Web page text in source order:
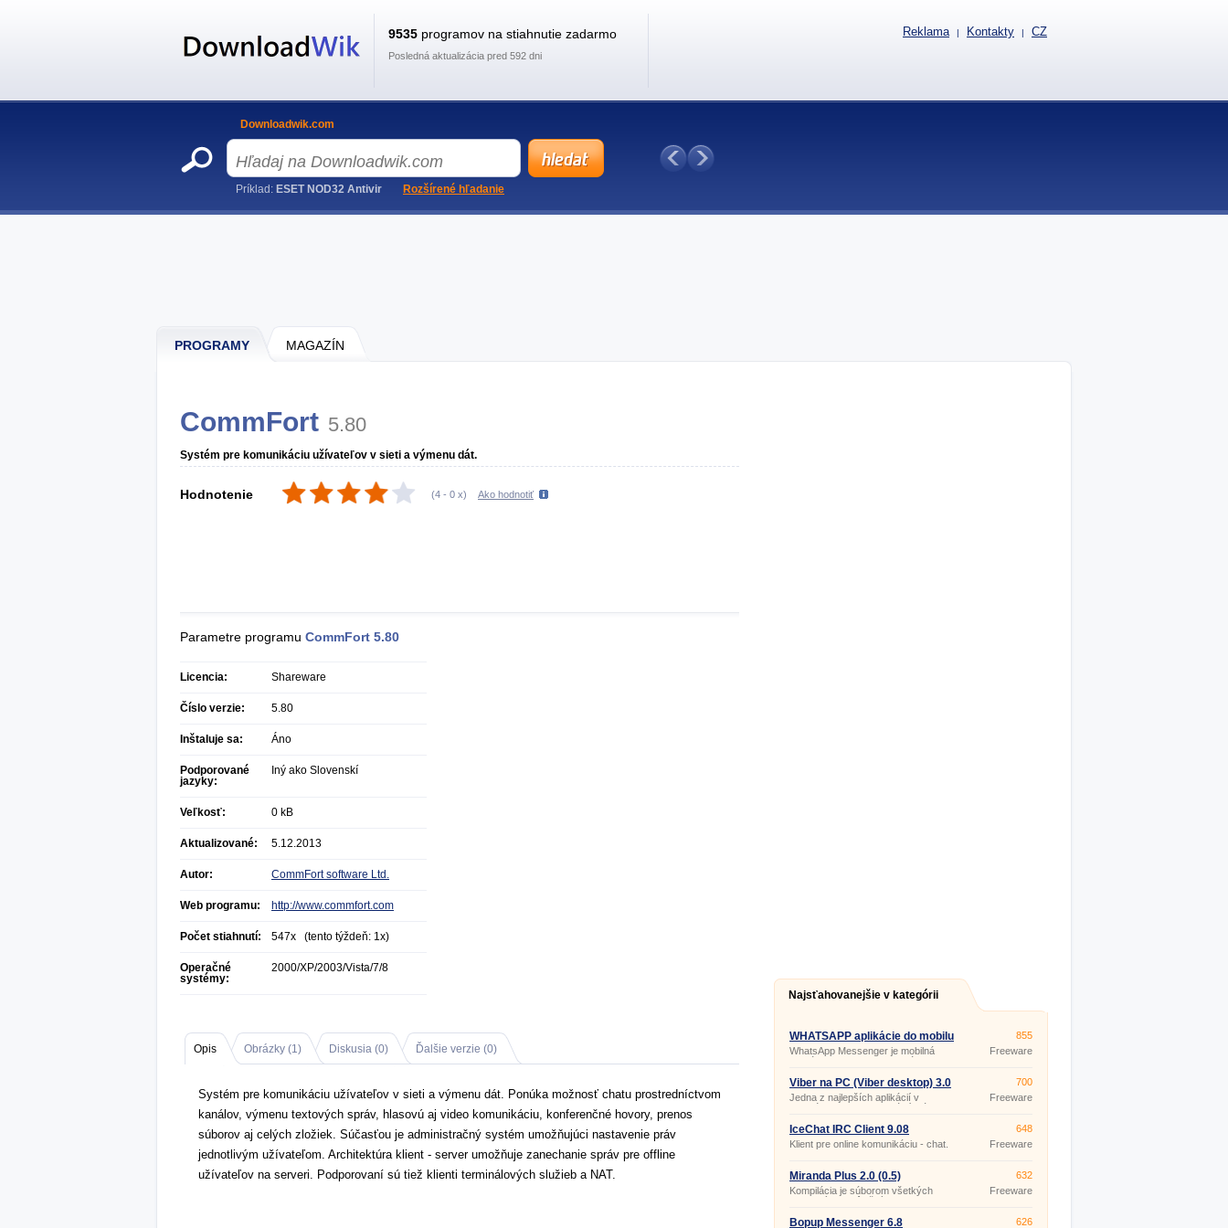
PROGRAMY MAGAZÍN
CommFort 5.80
Systém pre komunikáciu užívateľov v sieti a výmenu dát.
Hodnotenie (4 - 0 x) Ako hodnotiť
Parametre programu CommFort 5.80
Licencia: Shareware
Číslo verzie: 5.80
Inštaluje sa: Áno
Podporované
jazyky:
Iný ako Slovenskí
Veľkosť: 0 kB
Aktualizované: 5.12.2013
Autor: CommFort software Ltd.
Web programu: http://www.commfort.com
Počet stiahnutí: 547x (tento týždeň: 1x)
Operačné
systémy:
2000/XP/2003/Vista/7/8
Opis Obrázky (1) Diskusia (0) Ďalšie verzie (0)
Systém pre komunikáciu užívateľov v sieti a výmenu dát. Ponúka možnosť chatu prostredníctvom
kanálov, výmenu textových správ, hlasovú aj video komunikáciu, konferenčné hovory, prenos
súborov aj celých zložiek. Súčasťou je administračný systém umožňujúci nastavenie práv
jednotlivým užívateľom. Architektúra klient - server umožňuje zanechanie správ pre offline
užívateľov na serveri. Podporovaní sú tiež klienti terminálových služieb a NAT.
Najsťahovanejšie v kategórii
WHATSAPP aplikácie do mobilu
2.0
WhatsApp Messenger je mobilná
aplikácia pre zasielanie správ.
855
Freeware
Viber na PC (Viber desktop) 3.0
Jedna z najlepších aplikácií v
kategórii online komunikácií má
700
Freeware
IceChat IRC Client 9.08
Klient pre online komunikáciu - chat.
648
Freeware
Miranda Plus 2.0 (0.5)
Kompilácia je súborom všetkých
potrebných a dôležitých doplnkov
IM s možnosťou protokolov ICQ,
632
Freeware
Bopup Messenger 6.8
626
9535 programov na stiahnutie zadarmo
Posledná aktualizácia pred 592 dni
Reklama | Kontakty | CZ
Downloadwik.com
Príklad: ESET NOD32 Antivir Rozšírené hľadanie